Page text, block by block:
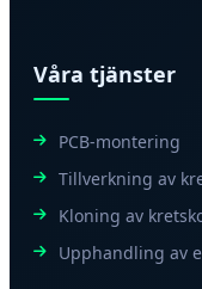
Våra tjänster
PCB-montering
Tillverkning av
Kloning av
Upphandling av